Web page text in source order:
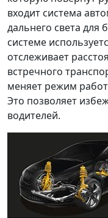
входит система
дальнего света для
системе
отслеживает
встречного
меняет режим
Это позволяет
водителей.